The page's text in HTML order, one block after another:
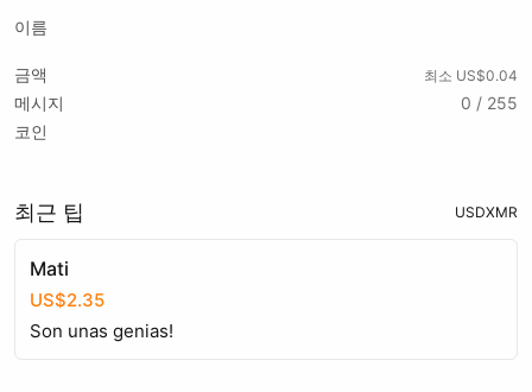
이름
금액 최소 US$0.04
메시지
0 / 255
코인
최근 팁 USDXMR
Mati
US$2.35
Son unas genias!